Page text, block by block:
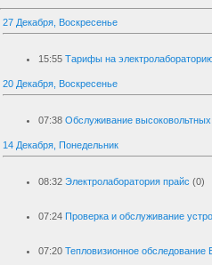
27 Декабря, Воскресенье
15:55 Тарифы на
20 Декабря, Воскресенье
07:38 Обслуживание
14 Декабря, Понедельник
08:32 Электролаборатория прайс (0)
07:24 Проверка и обслуживание
07:20 Тепловизионное обследование